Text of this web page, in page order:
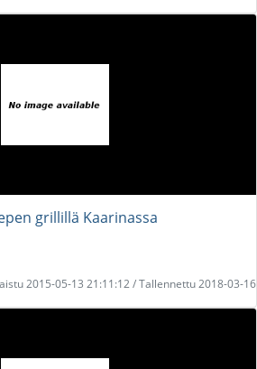
grillillä Kaarinassa
2015-05-13 21:11:12 / Tallennettu 2018-03-16